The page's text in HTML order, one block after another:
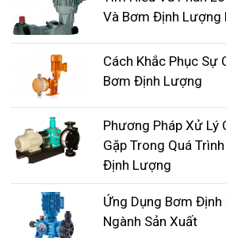
Sức ép bơm định
Áp suất phun - Máy bơm nhu
trong các ứng dụng đo lường
áp suất xả tối đa là 125 psi,
đạt được dưới áp suất tối đa, có
Và Bơm Định Lượng
Cách Khắc Phục Sự
Bơm Định Lượng
Phương Pháp Xử Lý
Gặp Trong Quá
Định Lượng
Ứng Dụng Bơm
Ngành Sản Xuất